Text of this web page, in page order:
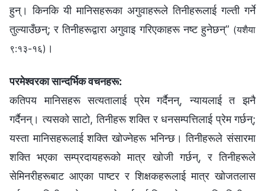
हुन्। किनकि यी मानिसहरूका अगुवाहरूले तिनीहरूलाई गल्ती गर्ने
तुल्याउँछन्; र तिनीहरूद्वारा अगुवाइ गरिएकाहरू नष्ट हुनेछन्” (यशैया
९:१३-१६) ।
परमेश्वरका सान्दर्भिक वचनहरू:
कतिपय मानिसहरू सत्यतालाई प्रेम गर्दैनन्, न्यायलाई त झनै
गर्दैनन्। त्यसको साटो, तिनीहरू शक्ति र धनसम्पत्तिलाई प्रेम गर्छन्;
यस्ता मानिसहरूलाई शक्ति खोज्नेहरू भनिन्छ। तिनीहरूले संसारमा
शक्ति भएका सम्प्रदायहरूको मात्र खोजी गर्छन्, र तिनीहरूले
सेमिनरीहरूबाट आएका पाष्टर र शिक्षकहरूलाई मात्र खोजतलास